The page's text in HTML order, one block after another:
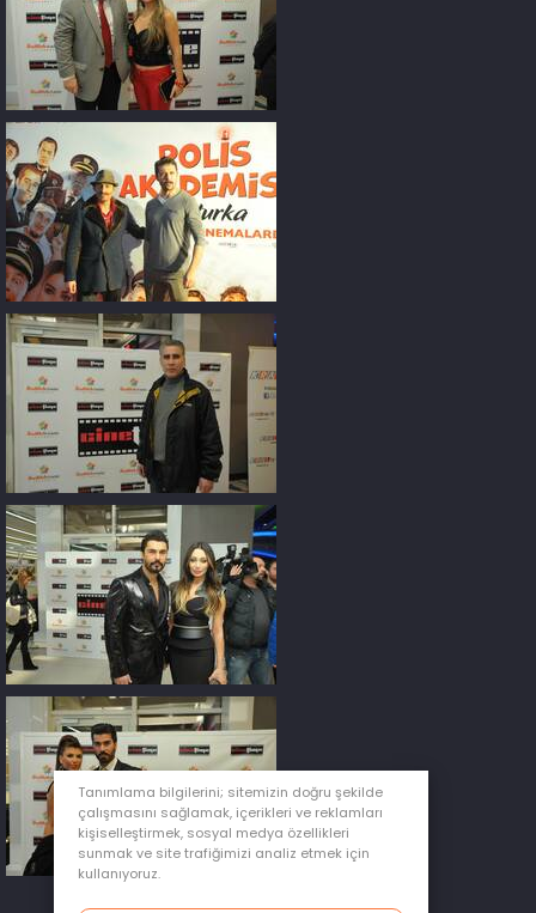
Tanımlama bilgilerini; sitemizin doğru şekilde
çalışmasını sağlamak, içerikleri ve reklamları
kişiselleştirmek, sosyal medya özellikleri
sunmak ve site trafiğimizi analiz etmek için
kullanıyoruz.